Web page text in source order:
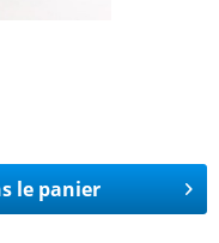
le panier